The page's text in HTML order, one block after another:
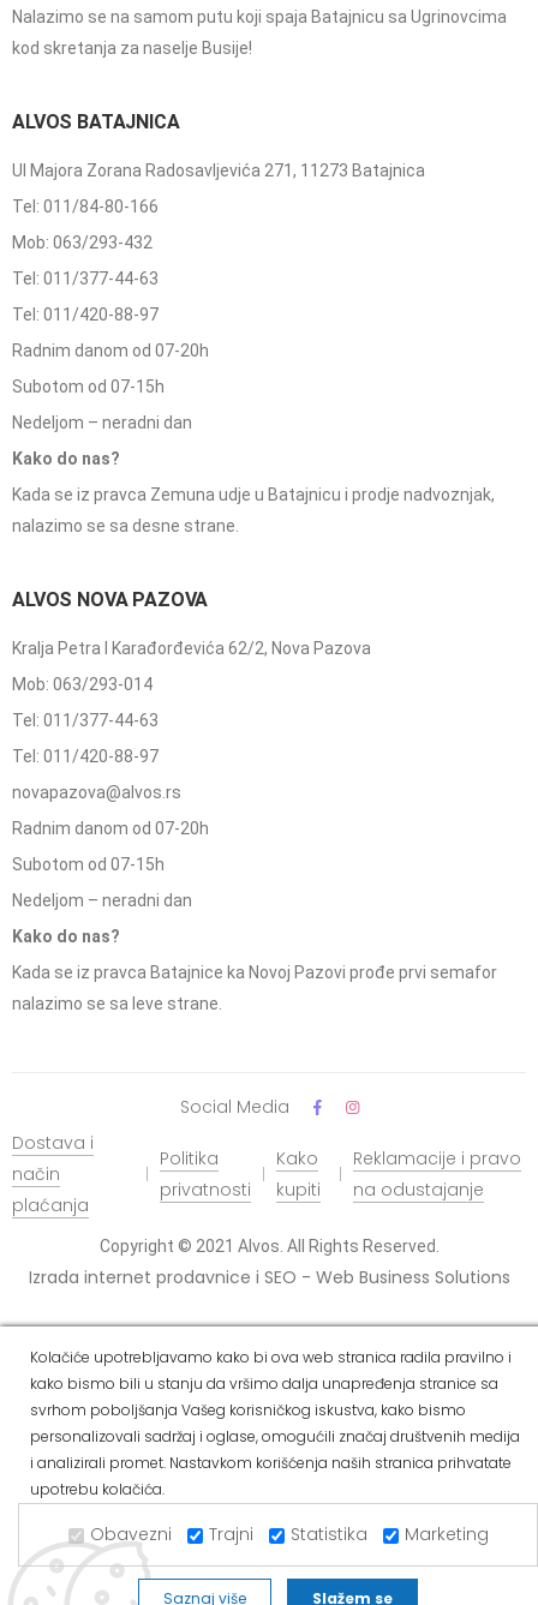
Nalazimo se na samom putu koji spaja Batajnicu sa Ugrinovcima
kod skretanja za naselje Busije!
ALVOS BATAJNICA
Ul Majora Zorana Radosavljevića 271, 11273 Batajnica
Tel: 011/84-80-166
Mob: 063/293-432
Tel: 011/377-44-63
Tel: 011/420-88-97
Radnim danom od 07-20h
Subotom od 07-15h
Nedeljom – neradni dan
Kako do nas?
Kada se iz pravca Zemuna udje u Batajnicu i prodje nadvoznjak,
nalazimo se sa desne strane.
ALVOS NOVA PAZOVA
Kralja Petra I Karađorđevića 62/2, Nova Pazova
Mob: 063/293-014
Tel: 011/377-44-63
Tel: 011/420-88-97
novapazova@alvos.rs
Radnim danom od 07-20h
Subotom od 07-15h
Nedeljom – neradni dan
Kako do nas?
Kada se iz pravca Batajnice ka Novoj Pazovi prođe prvi semafor
nalazimo se sa leve strane.
Copyright © 2021 Alvos. All Rights Reserved.
Izrada internet prodavnice i SEO - Web Business Solutions
Dostava i
način
plaćanja
Politika
privatnosti
Kako
kupiti
Reklamacije i pravo
na odustajanje
Social Media
Kolačiće upotrebljavamo kako bi ova web stranica radila pravilno i
kako bismo bili u stanju da vršimo dalja unapređenja stranice sa
svrhom poboljšanja Vašeg korisničkog iskustva, kako bismo
personalizovali sadržaj i oglase, omogućili značaj društvenih medija
i analizirali promet. Nastavkom korišćenja naših stranica prihvatate
upotrebu kolačića.
Obavezni Trajni Statistika Marketing
Saznaj više Slažem se